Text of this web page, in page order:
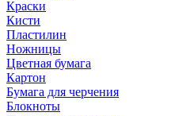
Краски
Кисти
Пластилин
Ножницы
Цветная бумага
Картон
Бумага для черчения
Блокноты